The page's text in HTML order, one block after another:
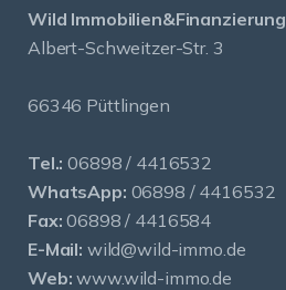
Wild Immobilien&Finanzierung
Albert-Schweitzer-Str. 3
66346 Püttlingen
Tel.: 06898 / 4416532
WhatsApp: 06898 / 4416532
Fax: 06898 / 4416584
E-Mail: wild@wild-immo.de
Web: www.wild-immo.de